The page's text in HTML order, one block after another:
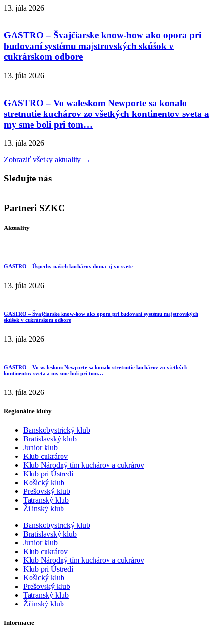
13. júla 2026
GASTRO – Švajčiarske know-how ako opora pri
budovaní systému majstrovských skúšok v
cukrárskom odbore
13. júla 2026
GASTRO – Vo waleskom Newporte sa konalo
stretnutie kuchárov zo všetkých kontinentov sveta a
my sme boli pri tom…
13. júla 2026
Zobraziť všetky aktuality →
Sledujte nás
Partneri SZKC
Aktuality
GASTRO – Úspechy našich kuchárov doma aj vo svete
13. júla 2026
GASTRO – Švajčiarske know-how ako opora pri budovaní systému majstrovských
skúšok v cukrárskom odbore
13. júla 2026
GASTRO – Vo waleskom Newporte sa konalo stretnutie kuchárov zo všetkých
kontinentov sveta a my sme boli pri tom…
13. júla 2026
Regionálne kluby
Banskobystrický klub
Bratislavský klub
Junior klub
Klub cukrárov
Klub Národný tím kuchárov a cukrárov
Klub pri Ústredí
Košický klub
Prešovský klub
Tatranský klub
Žilinský klub
Banskobystrický klub
Bratislavský klub
Junior klub
Klub cukrárov
Klub Národný tím kuchárov a cukrárov
Klub pri Ústredí
Košický klub
Prešovský klub
Tatranský klub
Žilinský klub
Informácie